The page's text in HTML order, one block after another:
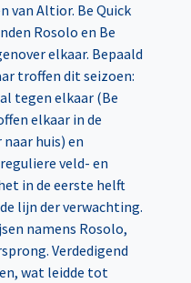
van Altior. Be Quick
Rosolo en Be
elkaar. Bepaald
troffen dit seizoen:
tegen elkaar (Be
elkaar in de
huis) en
veld- en
in de eerste helft
lijn der verwachting.
namens Rosolo,
Verdedigend
wat leidde tot